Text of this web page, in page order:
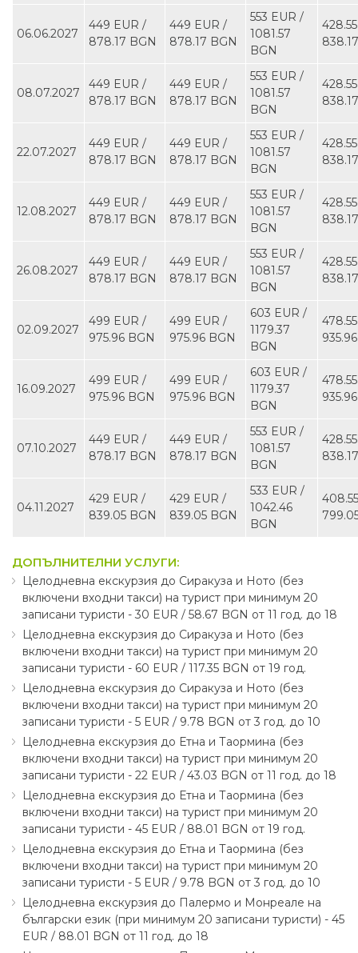
06.06.2027
449 EUR ∕
878.17 BGN
449 EUR ∕
878.17 BGN
553 EUR ∕
1081.57
BGN
08.07.2027
449 EUR ∕
878.17 BGN
449 EUR ∕
878.17 BGN
553 EUR ∕
1081.57
BGN
22.07.2027
449 EUR ∕
878.17 BGN
449 EUR ∕
878.17 BGN
553 EUR ∕
1081.57
BGN
12.08.2027
449 EUR ∕
878.17 BGN
449 EUR ∕
878.17 BGN
553 EUR ∕
1081.57
BGN
26.08.2027
449 EUR ∕
878.17 BGN
449 EUR ∕
878.17 BGN
553 EUR ∕
1081.57
BGN
02.09.2027
499 EUR ∕
975.96 BGN
499 EUR ∕
975.96 BGN
603 EUR ∕
1179.37
BGN
16.09.2027
499 EUR ∕
975.96 BGN
499 EUR ∕
975.96 BGN
603 EUR ∕
1179.37
BGN
07.10.2027
449 EUR ∕
878.17 BGN
449 EUR ∕
878.17 BGN
553 EUR ∕
1081.57
BGN
04.11.2027
429 EUR ∕
839.05 BGN
429 EUR ∕
839.05 BGN
533 EUR ∕
1042.46
BGN
ДОПЪЛНИТЕЛНИ УСЛУГИ:
Целодневна екскурзия до Сиракуза и Ното (без
включени входни такси) на турист при минимум 20
записани туристи - 30 EUR ∕ 58.67 BGN от 11 год. до 18
Целодневна екскурзия до Сиракуза и Ното (без
включени входни такси) на турист при минимум 20
записани туристи - 60 EUR ∕ 117.35 BGN от 19 год.
Целодневна екскурзия до Сиракуза и Ното (без
включени входни такси) на турист при минимум 20
записани туристи - 5 EUR ∕ 9.78 BGN от 3 год. до 10
Целодневна екскурзия до Етна и Таормина (без
включени входни такси) на турист при минимум 20
записани туристи - 22 EUR ∕ 43.03 BGN от 11 год. до 18
Целодневна екскурзия до Етна и Таормина (без
включени входни такси) на турист при минимум 20
записани туристи - 45 EUR ∕ 88.01 BGN от 19 год.
Целодневна екскурзия до Етна и Таормина (без
включени входни такси) на турист при минимум 20
записани туристи - 5 EUR ∕ 9.78 BGN от 3 год. до 10
Целодневна екскурзия до Палермо и Монреале на
български език (при минимум 20 записани туристи) - 45
EUR ∕ 88.01 BGN от 11 год. до 18